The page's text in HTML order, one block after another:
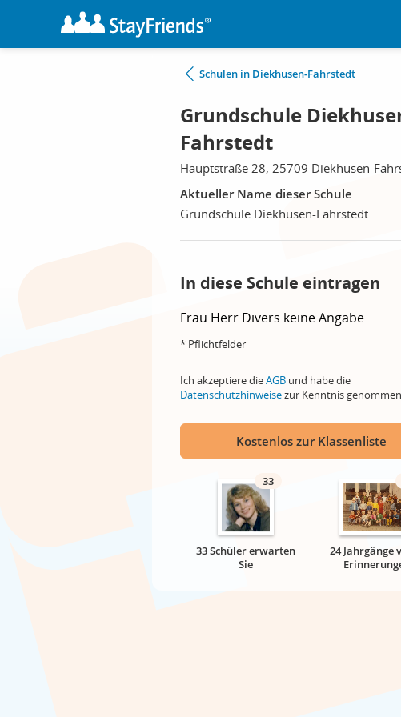
Schulen in Diekhusen-Fahrstedt
Grundschule
Fahrstedt
Hauptstraße 28, 25709 Diekhusen-
Aktueller Name dieser Schule
Grundschule Diekhusen-Fahrstedt
In diese Schule eintragen
Frau Herr Divers keine Angabe
* Pflichtfelder
Ich akzeptiere dieAGB und habe die
Datenschutzhinweisezur Kenntnis
Kostenlos zur Klassenliste
33
33 Schüler erwarten
Sie
24 Jahrgänge